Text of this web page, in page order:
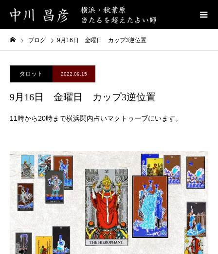
ブログ 9月16日 金曜日 カップ3逆位置
タロット 2022.09.15
9月16日 金曜日 カップ3逆位置
11時から20時まで横浜関内占いマクトゥーブにいます。